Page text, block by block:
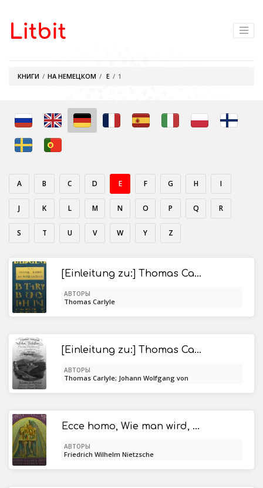
КНИГИ НА НЕМЕЦКОМ E 1
[Einleitung zu:] Thomas Carlyle, Leben Schillers
АВТОРЫ
Thomas Carlyle
[Einleitung zu:] Thomas Carlyle, Leben Schillers
АВТОРЫ
Thomas Carlyle; Johann Wolfgang von
Ecce homo, Wie man wird, was man ist
АВТОРЫ
Friedrich Wilhelm Nietzsche
A B C D E F G H I
J K L M N O P Q R
S T U V W Y Z